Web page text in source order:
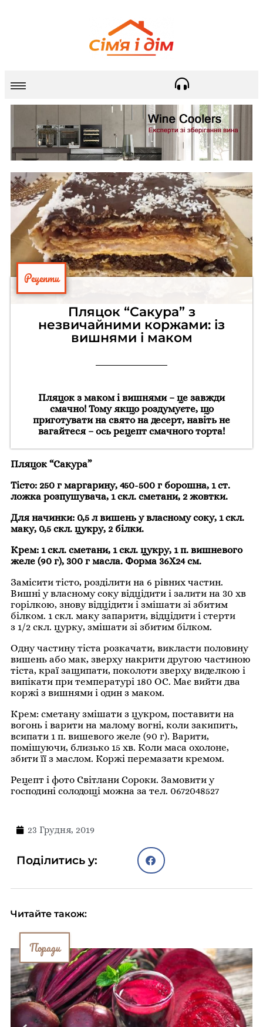
Рецепти
Пляцок “Сакура” з
незвичайними коржами: із
вишнями і маком
Пляцок з маком і вишнями – це завжди
смачно! Тому якщо роздумуєте, що
приготувати на свято на десерт, навіть не
вагайтеся – ось рецепт смачного торта!
Пляцок “Сакура”
Тісто: 250 г маргарину, 450-500 г борошна, 1 ст.
ложка розпушувача, 1 скл. сметани, 2 жовтки.
Для начинки: 0,5 л вишень у власному соку, 1 скл.
маку, 0,5 скл. цукру, 2 білки.
Крем: 1 скл. сметани, 1 скл. цукру, 1 п. вишневого
желе (90 г), 300 г масла. Форма 36Х24 см.
Замісити тісто, розділити на 6 рівних частин.
Вишні у власному соку відцідити і залити на 30 хв
горілкою, знову відцідити і змішати зі збитим
білком. 1 скл. маку запарити, відцідити і стерти
з 1/2 скл. цурку, змішати зі збитим білком.
Одну частину тіста розкачати, викласти половину
вишень або мак, зверху накрити другою частиною
тіста, краї защипати, поколоти зверху виделкою і
випікати при температурі 180 ОС. Має вийти два
коржі з вишнями і один з маком.
Крем: сметану змішати з цукром, поставити на
вогонь і варити на малому вогні, коли закипить,
всипати 1 п. вишевого желе (90 г). Варити,
помішуючи, близько 15 хв. Коли маса охолоне,
збити її з маслом. Коржі перемазати кремом.
Рецепт і фото Світлани Сороки. Замовити у
господині солодощі можна за тел. 0672048527
23 Грудня, 2019
Поділитись у:
Читайте також:
Поради